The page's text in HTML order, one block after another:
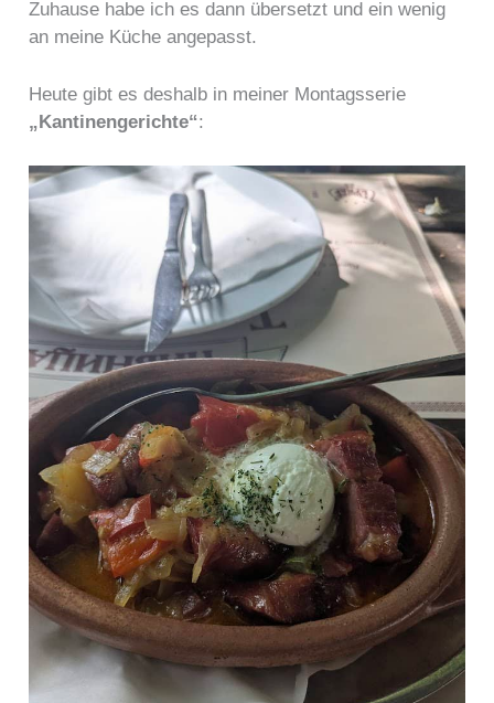
Zuhause habe ich es dann übersetzt und ein wenig
an meine Küche angepasst.
Heute gibt es deshalb in meiner Montagsserie
„Kantinengerichte“: